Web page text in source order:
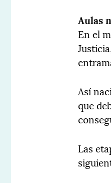
Aulas
En el
Así
que
Las